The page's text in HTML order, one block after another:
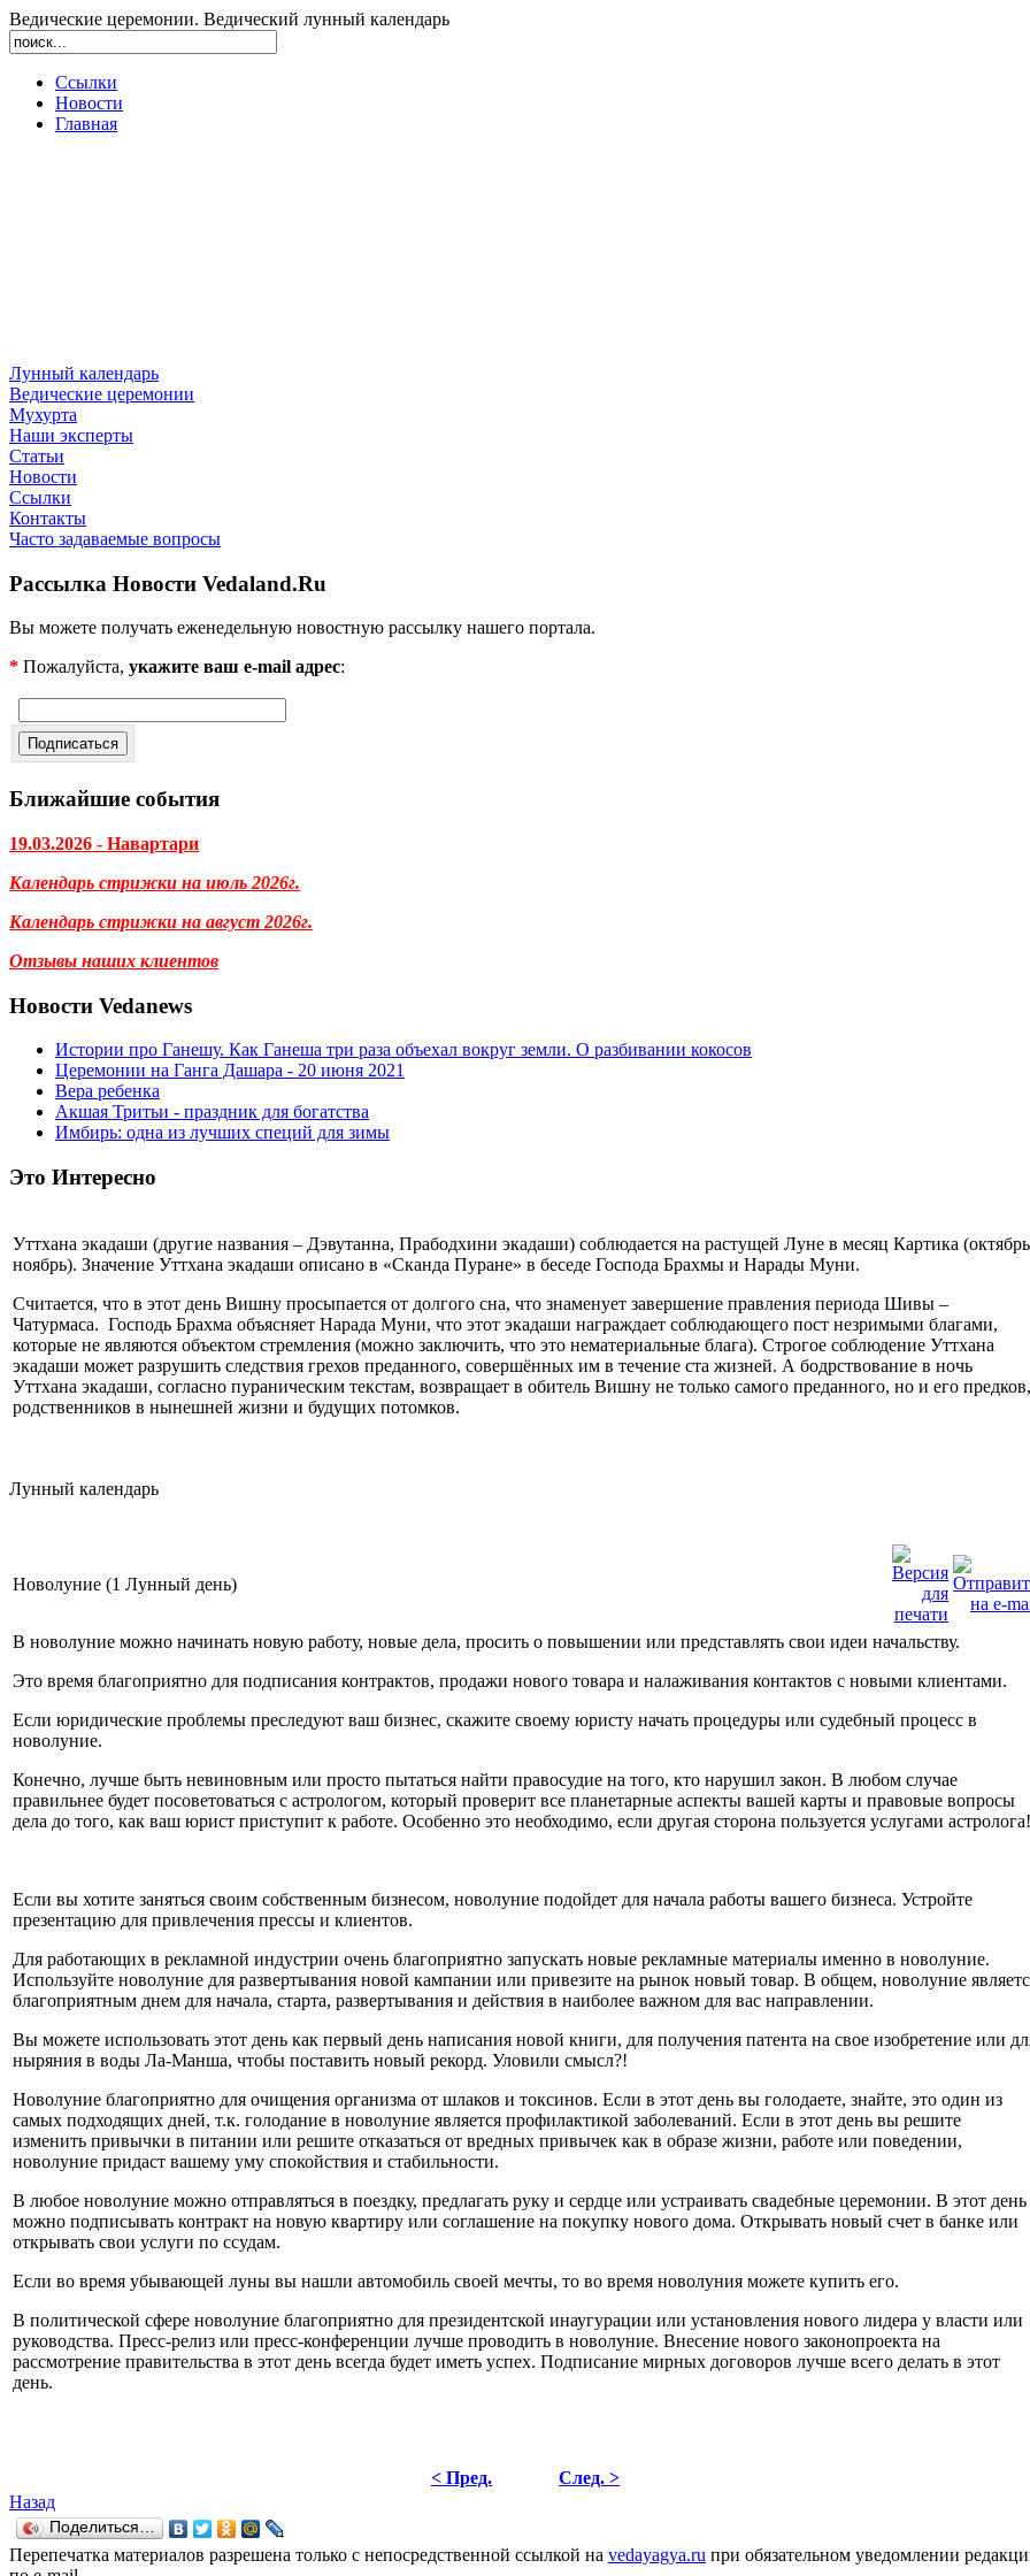
Ведические церемонии. Ведический лунный календарь
Ссылки
Новости
Главная
Лунный календарь
Ведические церемонии
Мухурта
Наши эксперты
Статьи
Новости
Ссылки
Контакты
Часто задаваемые вопросы
Рассылка Новости Vedaland.Ru
Вы можете получать еженедельную новостную рассылку нашего портала.
* Пожалуйста, укажите ваш e-mail адрес:
Ближайшие события
19.03.2026 - Навартари
Календарь стрижки на июль 2026г.
Календарь стрижки на август 2026г.
Отзывы наших клиентов
Новости Vedanews
Истории про Ганешу. Как Ганеша три раза объехал вокруг земли. О разбивании кокосов
Церемонии на Ганга Дашара - 20 июня 2021
Вера ребенка
Акшая Тритьи - праздник для богатства
Имбирь: одна из лучших специй для зимы
Это Интересно
Уттхана экадаши (другие названия – Дэвутанна, Прабодхини экадаши) соблюдается на растущей Луне в месяц Картика
ноябрь). Значение Уттхана экадаши описано в «Сканда Пуране» в беседе Господа Брахмы и Нарады Муни.
Считается, что в этот день Вишну просыпается от долгого сна, что знаменует завершение правления периода Шивы –
Чатурмаса. Господь Брахма объясняет Нарада Муни, что этот экадаши награждает соблюдающего пост незримыми благами,
которые не являются объектом стремления (можно заключить, что это нематериальные блага). Строгое соблюдение Уттхана
экадаши может разрушить следствия грехов преданного, совершённых им в течение ста жизней. А бодрствование в ночь
Уттхана экадаши, согласно пураническим текстам, возвращает в обитель Вишну не только самого преданного, но и его предков,
родственников в нынешней жизни и будущих потомков.
Лунный календарь
Новолуние (1 Лунный день)
В новолуние можно начинать новую работу, новые дела, просить о повышении или представлять свои идеи начальству.
Это время благоприятно для подписания контрактов, продажи нового товара и налаживания контактов с новыми клиентами.
Если юридические проблемы преследуют ваш бизнес, скажите своему юристу начать процедуры или судебный процесс в
новолуние.
Конечно, лучше быть невиновным или просто пытаться найти правосудие на того, кто нарушил закон. В любом случае
правильнее будет посоветоваться с астрологом, который проверит все планетарные аспекты вашей карты и правовые вопросы
дела до того, как ваш юрист приступит к работе. Особенно это необходимо, если другая сторона пользуется услугами астролога!
Если вы хотите заняться своим собственным бизнесом, новолуние подойдет для начала работы вашего бизнеса. Устройте
презентацию для привлечения прессы и клиентов.
Для работающих в рекламной индустрии очень благоприятно запускать новые рекламные материалы именно в новолуние.
Используйте новолуние для развертывания новой кампании или привезите на рынок новый товар. В общем, новолуние
благоприятным днем для начала, старта, развертывания и действия в наиболее важном для вас направлении.
Вы можете использовать этот день как первый день написания новой книги, для получения патента на свое изобретение или
ныряния в воды Ла-Манша, чтобы поставить новый рекорд. Уловили смысл?!
Новолуние благоприятно для очищения организма от шлаков и токсинов. Если в этот день вы голодаете, знайте, это один из
самых подходящих дней, т.к. голодание в новолуние является профилактикой заболеваний. Если в этот день вы решите
изменить привычки в питании или решите отказаться от вредных привычек как в образе жизни, работе или поведении,
новолуние придаст вашему уму спокойствия и стабильности.
В любое новолуние можно отправляться в поездку, предлагать руку и сердце или устраивать свадебные церемонии. В этот день
можно подписывать контракт на новую квартиру или соглашение на покупку нового дома. Открывать новый счет в банке или
открывать свои услуги по ссудам.
Если во время убывающей луны вы нашли автомобиль своей мечты, то во время новолуния можете купить его.
В политической сфере новолуние благоприятно для президентской инаугурации или установления нового лидера у власти или
руководства. Пресс-релиз или пресс-конференции лучше проводить в новолуние. Внесение нового законопроекта на
рассмотрение правительства в этот день всегда будет иметь успех. Подписание мирных договоров лучше всего делать в этот
день.
< Пред.
След. >
Назад
Поделиться…
Перепечатка материалов разрешена только с непосредственной ссылкой на vedayagya.ru при обязательном уведомлении